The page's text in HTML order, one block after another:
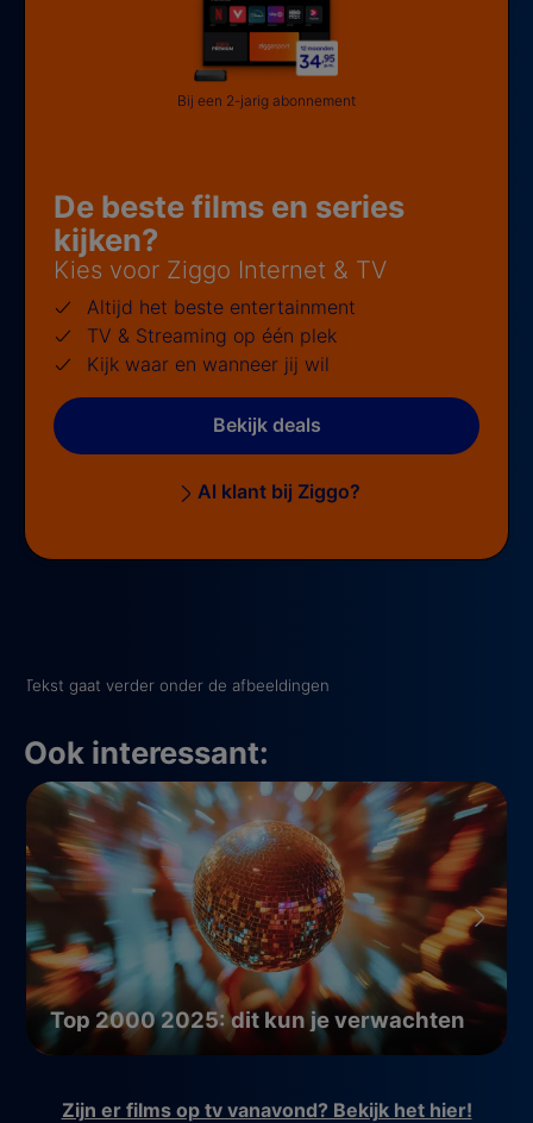
De beste films en series
kijken?
Kies voor Ziggo Internet & TV
Altijd het beste entertainment
TV & Streaming op één plek
Kijk waar en wanneer jij wil
Bekijk deals
Al klant bij Ziggo?
Bij een 2-jarig abonnement
Tekst gaat verder onder de afbeeldingen
Ook interessant:
Top 2000 2025: dit kun je verwachten
Zijn er films op tv vanavond? Bekijk het hier!